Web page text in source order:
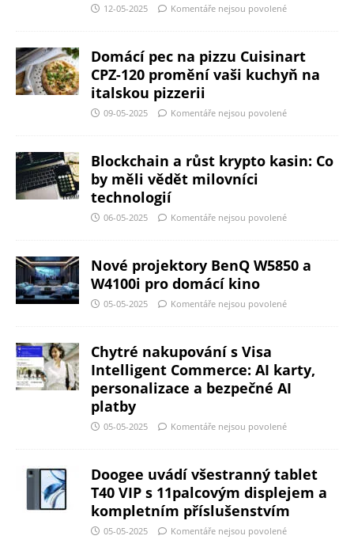
12-05-2025 Komentáře nejsou povolené
Domácí pec na pizzu Cuisinart
CPZ-120 promění vaši kuchyň na
italskou pizzerii
09-05-2025 Komentáře nejsou povolené
Blockchain a růst krypto kasin: Co
by měli vědět milovníci
technologií
06-05-2025 Komentáře nejsou povolené
Nové projektory BenQ W5850 a
W4100i pro domácí kino
05-05-2025 Komentáře nejsou povolené
Chytré nakupování s Visa
Intelligent Commerce: AI karty,
personalizace a bezpečné AI
platby
05-05-2025 Komentáře nejsou povolené
Doogee uvádí všestranný tablet
T40 VIP s 11palcovým displejem a
kompletním příslušenstvím
05-05-2025 Komentáře nejsou povolené